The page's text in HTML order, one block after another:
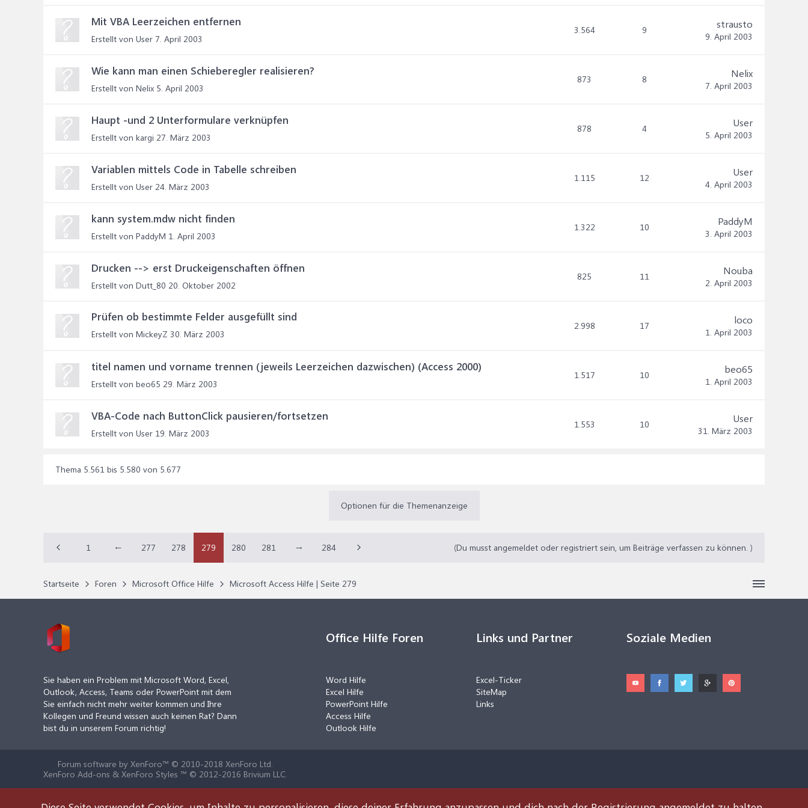
Mit VBA Leerzeichen entfernen
Erstellt von User 7. April 2003
3.564 9 strausto
9. April 2003
Wie kann man einen Schieberegler realisieren?
Erstellt von Nelix 5. April 2003
873 8 Nelix
7. April 2003
Haupt -und 2 Unterformulare verknüpfen
Erstellt von kargi 27. März 2003
878 4 User
5. April 2003
Variablen mittels Code in Tabelle schreiben
Erstellt von User 24. März 2003
1.115 12 User
4. April 2003
kann system.mdw nicht finden
Erstellt von PaddyM 1. April 2003
1.322 10 PaddyM
3. April 2003
Drucken --> erst Druckeigenschaften öffnen
Erstellt von Dutt_80 20. Oktober 2002
825 11 Nouba
2. April 2003
Prüfen ob bestimmte Felder ausgefüllt sind
Erstellt von MickeyZ 30. März 2003
2.998 17 loco
1. April 2003
titel namen und vorname trennen (jeweils Leerzeichen dazwischen) (Access 2000)
Erstellt von beo65 29. März 2003
1.517 10 beo65
1. April 2003
VBA-Code nach ButtonClick pausieren/fortsetzen
Erstellt von User 19. März 2003
1.553 10 User
31. März 2003
Thema 5.561 bis 5.580 von 5.677
Optionen für die Themenanzeige
(Du musst angemeldet oder registriert sein, um Beiträge verfassen zu können. )
1 ← 277 278 279 280 281 → 284
Startseite Foren Microsoft Office Hilfe Microsoft Access Hilfe | Seite 279
Sie haben ein Problem mit Microsoft Word, Excel,
Outlook, Access, Teams oder PowerPoint mit dem
Sie einfach nicht mehr weiter kommen und Ihre
Kollegen und Freund wissen auch keinen Rat? Dann
bist du in unserem Forum richtig!
Office Hilfe Foren
Word Hilfe
Excel Hilfe
PowerPoint Hilfe
Access Hilfe
Outlook Hilfe
Links und Partner
Excel-Ticker
SiteMap
Links
Soziale Medien
Forum software by XenForo™ © 2010-2018 XenForo Ltd.
XenForo Add-ons & XenForo Styles ™ © 2012-2016 Brivium LLC.